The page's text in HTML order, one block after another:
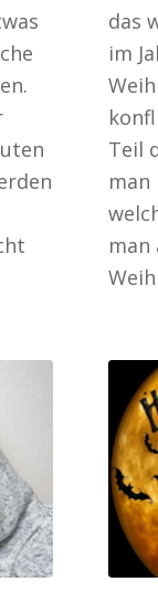
das
im
Teil
man
man